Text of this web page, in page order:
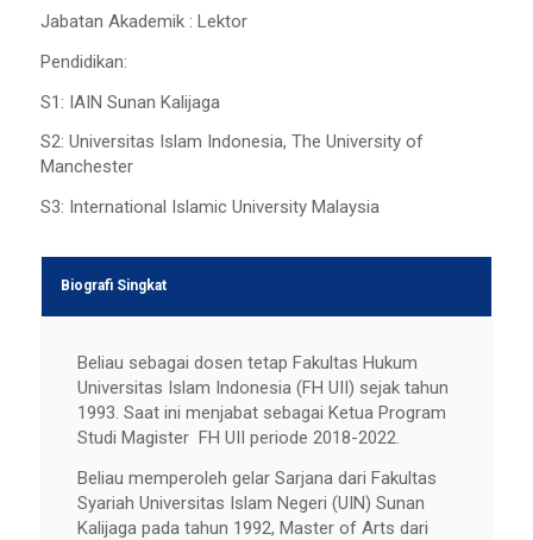
Jabatan Akademik : Lektor
Pendidikan:
S1: IAIN Sunan Kalijaga
S2: Universitas Islam Indonesia, The University of
Manchester
S3: International Islamic University Malaysia
Biografi Singkat
Beliau sebagai dosen tetap Fakultas Hukum
Universitas Islam Indonesia (FH UII) sejak tahun
1993. Saat ini menjabat sebagai Ketua Program
Studi Magister FH UII periode 2018-2022.
Beliau memperoleh gelar Sarjana dari Fakultas
Syariah Universitas Islam Negeri (UIN) Sunan
Kalijaga pada tahun 1992, Master of Arts dari